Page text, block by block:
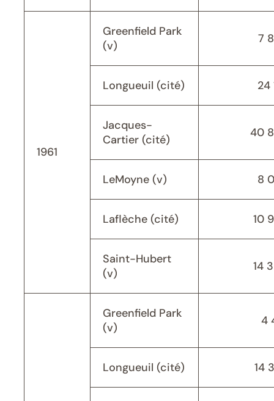
1961
Greenfield Park
(v)
7
Longueuil (cité) 24
Jacques-
Cartier (cité)
40
LeMoyne (v) 8
Laflèche (cité) 10
Saint-Hubert
(v)
14
Greenfield Park
(v)
4
Longueuil (cité) 14